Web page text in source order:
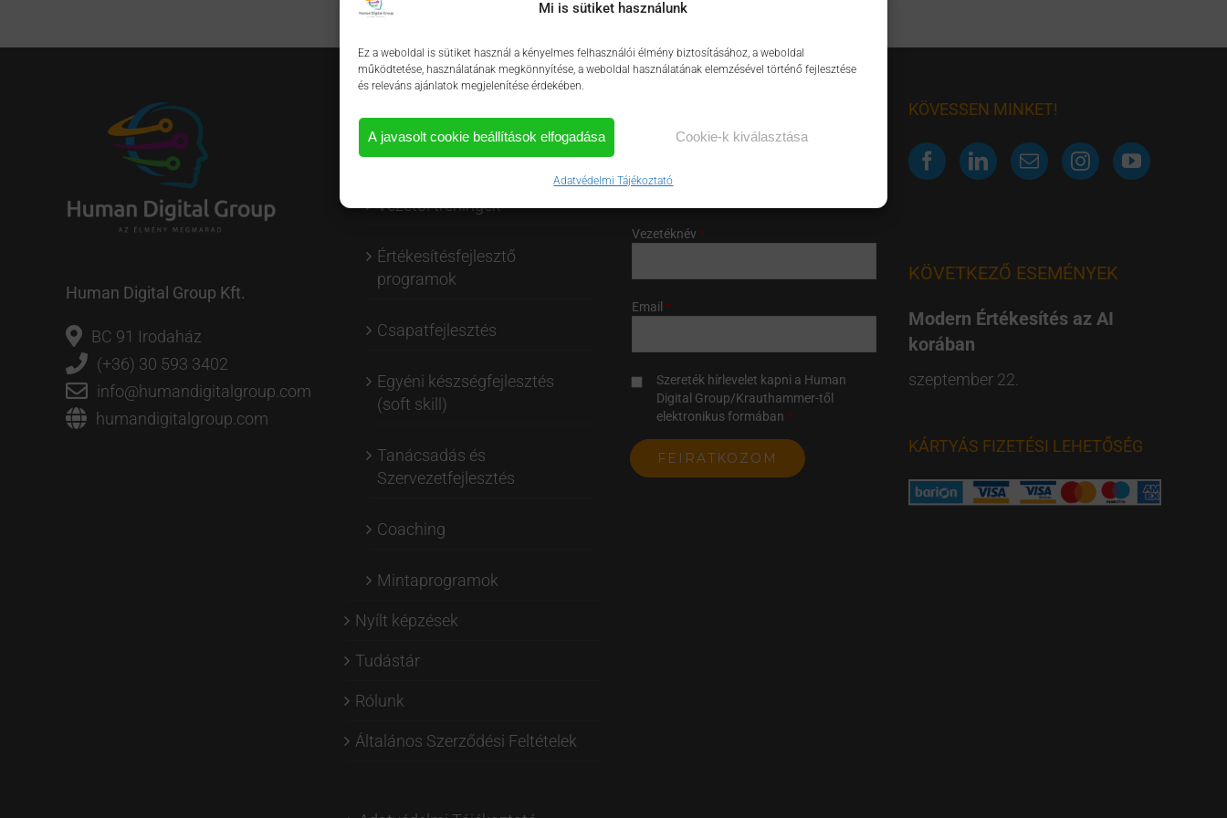
Mi is sütiket használunk
Ez a weboldal is sütiket használ a kényelmes felhasználói élmény biztosításához, a weboldal
működtetése, használatának megkönnyítése, a weboldal használatának elemzésével történő fejlesztése
és releváns ajánlatok megjelenítése érdekében.
A javasolt cookie beállítások elfogadása Cookie-k kiválasztása
Adatvédelmi Tájékoztató
Human Digital Group Kft.
BC 91 Irodaház
(+36) 30 593 3402
info@humandigitalgroup.com
humandigitalgroup.com
Szolgáltatásaink
Vezetői tréningek
Értékesítésfejlesztő
programok
Csapatfejlesztés
Egyéni készségfejlesztés
(soft skill)
Tanácsadás és
Szervezetfejlesztés
Coaching
Mintaprogramok
Nyílt képzések
Tudástár
Rólunk
Általános Szerződési Feltételek
Vezetéknév
Email
Szereték hírlevelet kapni a Human
Digital Group/Krauthammer-től
elektronikus formában
KÖVESSEN MINKET!
KÖVETKEZŐ ESEMÉNYEK
Modern Értékesítés az AI
korában
szeptember 22.
KÁRTYÁS FIZETÉSI LEHETŐSÉG